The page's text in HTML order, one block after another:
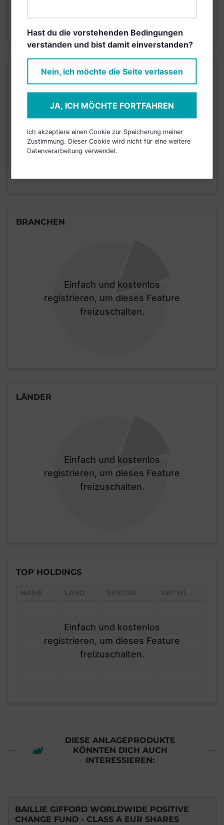
Stand 05.06.2026
KURSENTWICKLUNG
Einfach und kostenlos
registrieren, um dieses Feature
freizuschalten.
BRANCHEN
Einfach und kostenlos
registrieren, um dieses Feature
freizuschalten.
LÄNDER
Einfach und kostenlos
registrieren, um dieses Feature
freizuschalten.
TOP HOLDINGS
Einfach und kostenlos
registrieren, um dieses Feature
freizuschalten.
DIESE ANLAGEPRODUKTE
KÖNNTEN DICH AUCH
INTERESSIEREN:
BAILLIE GIFFORD WORLDWIDE POSITIVE
CHANGE FUND - CLASS A EUR SHARES
Hast du die vorstehenden Bedingungen
verstanden und bist damit einverstanden?
Nein, ich möchte die Seite verlassen
JA, ICH MÖCHTE FORTFAHREN
Ich akzeptiere einen Cookie zur Speicherung meiner
Zustimmung. Dieser Cookie wird nicht für eine weitere
Datenverarbeitung verwendet.